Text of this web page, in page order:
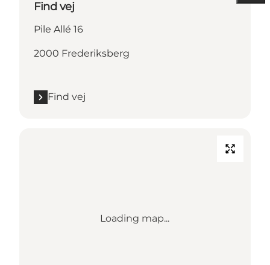
Find vej
Pile Allé 16
2000 Frederiksberg
Find vej
Loading map...